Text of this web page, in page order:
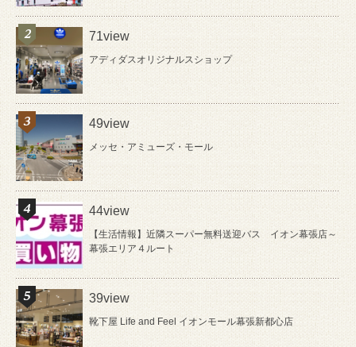
71view
アディダスオリジナルスショップ
49view
メッセ・アミューズ・モール
44view
【生活情報】近隣スーパー無料送迎バス イオン幕張店～
幕張エリア４ルート
39view
靴下屋 Life and Feel イオンモール幕張新都心店